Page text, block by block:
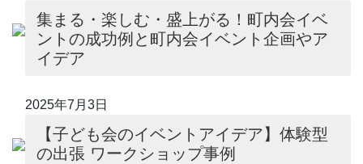
集まる・楽しむ・盛上がる！町内会イベ
ントの成功例と町内会イベント企画やア
イデア
2025年7月3日
【子ども会のイベントアイデア】体験型
の出張 ワークショップ事例